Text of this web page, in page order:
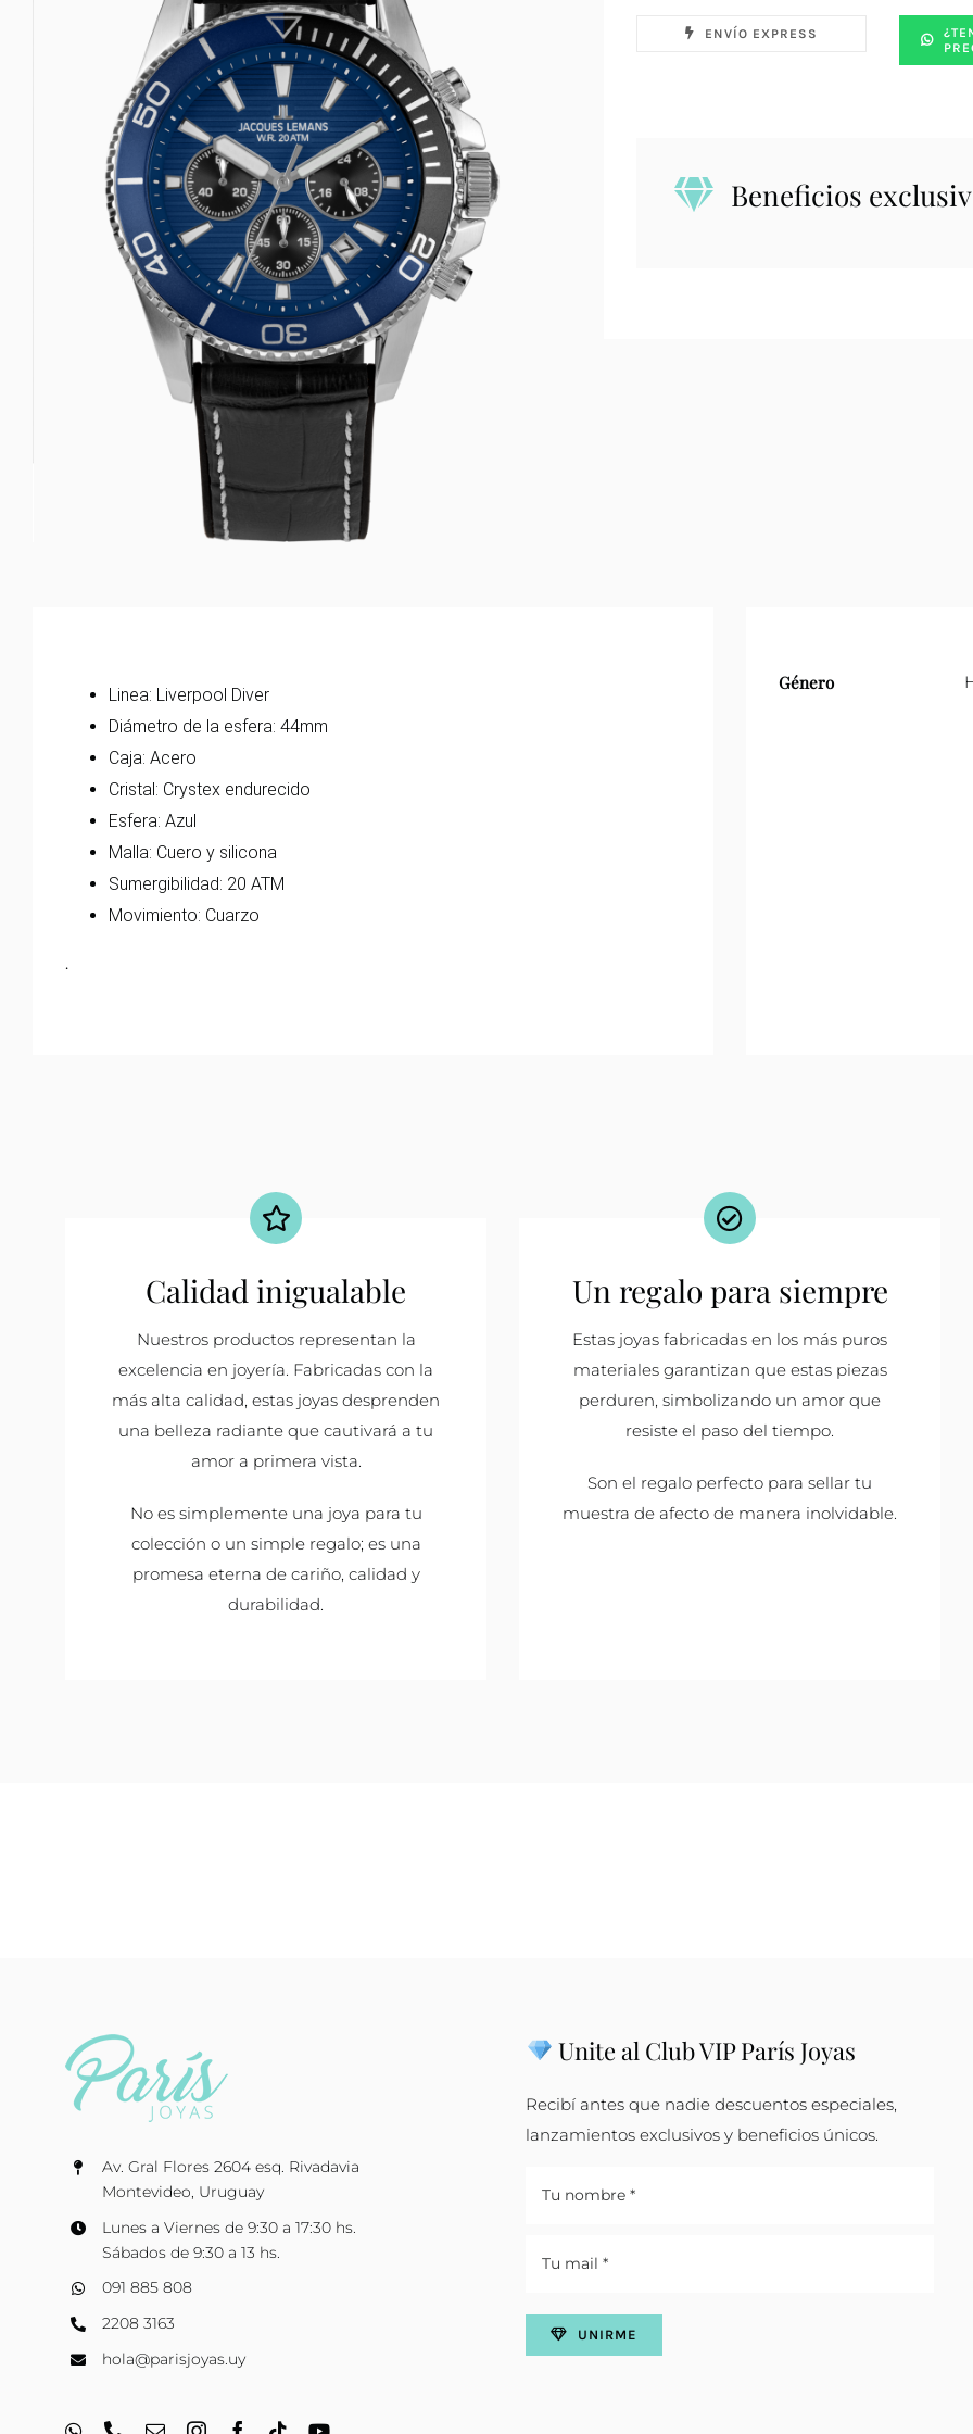
ENVÍO EXPRESS
Beneficios
Linea: Liverpool Diver
Diámetro de la esfera: 44mm
Caja: Acero
Cristal: Crystex endurecido
Esfera: Azul
Malla: Cuero y silicona
Sumergibilidad: 20 ATM
Movimiento: Cuarzo
.
Género
Calidad inigualable
Nuestros productos representan la
excelencia en joyería. Fabricadas con la
más alta calidad, estas joyas desprenden
una belleza radiante que cautivará a tu
amor a primera vista.
No es simplemente una joya para tu
colección o un simple regalo; es una
promesa eterna de cariño, calidad y
durabilidad.
Un regalo para siempre
Estas joyas fabricadas en los más puros
materiales garantizan que estas piezas
perduren, simbolizando un amor que
resiste el paso del tiempo.
Son el regalo perfecto para sellar tu
muestra de afecto de manera inolvidable.
Av. Gral Flores 2604 esq. Rivadavia
Montevideo, Uruguay
Lunes a Viernes de 9:30 a 17:30 hs.
Sábados de 9:30 a 13 hs.
091 885 808
2208 3163
hola@parisjoyas.uy
Unite al Club VIP París Joyas
Recibí antes que nadie descuentos especiales,
lanzamientos exclusivos y beneficios únicos.
UNIRME